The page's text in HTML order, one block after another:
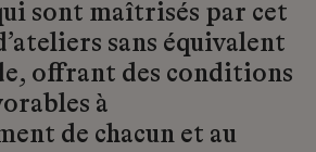
sont maîtrisés par cet
sans équivalent
offrant des conditions
à
de chacun et au